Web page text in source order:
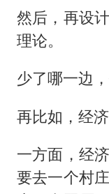
然后，再设
理论。
少了哪一边
再比如，经济
一方面，经
要去一个村